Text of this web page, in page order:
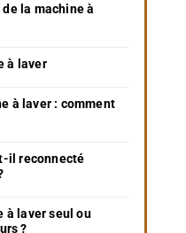
la machine à
à laver
à laver : comment
il reconnecté
à laver seul ou
?